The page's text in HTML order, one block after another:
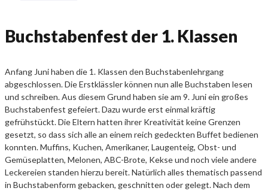
Buchstabenfest der 1. Klassen
Anfang Juni haben die 1. Klassen den Buchstabenlehrgang
abgeschlossen. Die Erstklässler können nun alle Buchstaben lesen
und schreiben. Aus diesem Grund haben sie am 9. Juni ein großes
Buchstabenfest gefeiert. Dazu wurde erst einmal kräftig
gefrühstückt. Die Eltern hatten ihrer Kreativität keine Grenzen
gesetzt, so dass sich alle an einem reich gedeckten Buffet bedienen
konnten. Muffins, Kuchen, Amerikaner, Laugenteig, Obst- und
Gemüseplatten, Melonen, ABC-Brote, Kekse und noch viele andere
Leckereien standen hierzu bereit. Natürlich alles thematisch passend
in Buchstabenform gebacken, geschnitten oder gelegt. Nach dem